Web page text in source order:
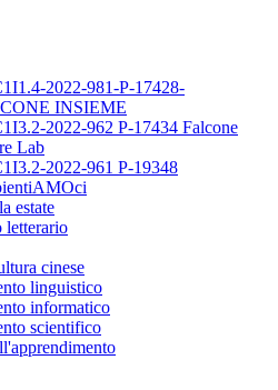
2022-981-P-17428-
INSIEME
2022-962 P-17434 Falcone
Lab
2022-961 P-19348
estate
letterario
cinese
linguistico
informatico
scientifico